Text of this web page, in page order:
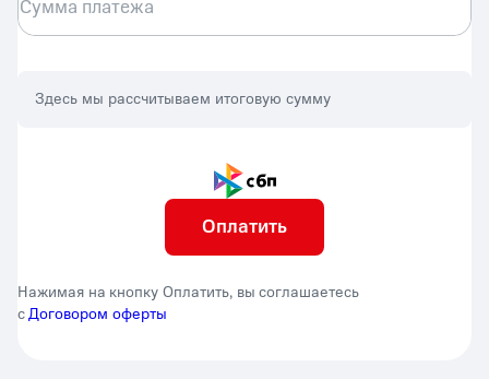
Сумма платежа
Здесь мы рассчитываем итоговую сумму
Нажимая на кнопку Оплатить, вы соглашаетесь
сДоговором оферты
Оплатить